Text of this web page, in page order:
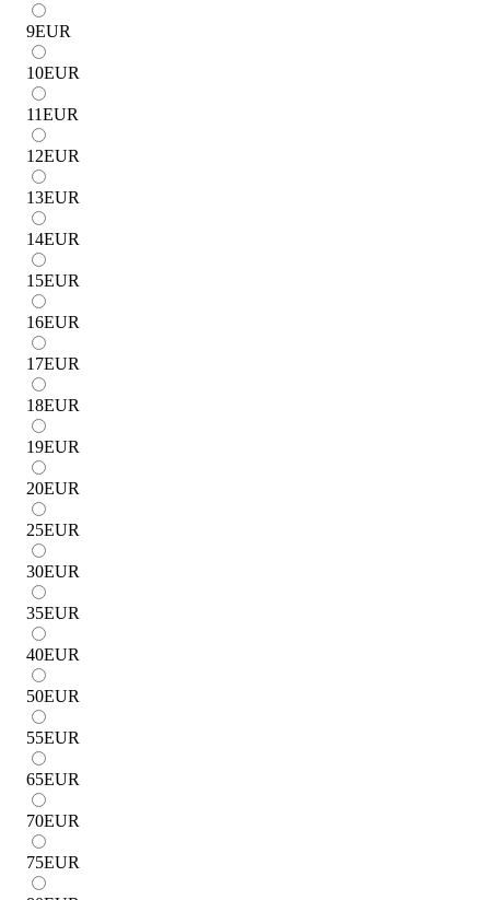
9EUR
10EUR
11EUR
12EUR
13EUR
14EUR
15EUR
16EUR
17EUR
18EUR
19EUR
20EUR
25EUR
30EUR
35EUR
40EUR
50EUR
55EUR
65EUR
70EUR
75EUR